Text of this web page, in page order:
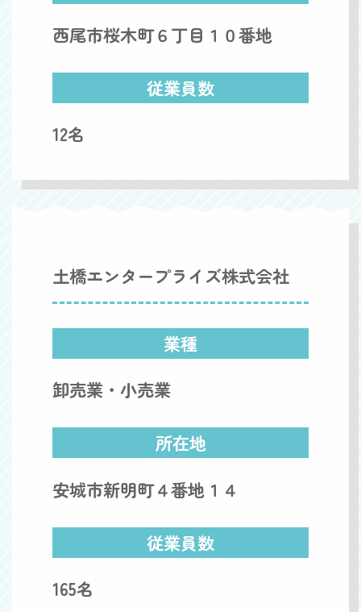
西尾市桜木町６丁目１０番地
従業員数
12名
土橋エンタープライズ株式会社
業種
卸売業・小売業
所在地
安城市新明町４番地１４
従業員数
165名